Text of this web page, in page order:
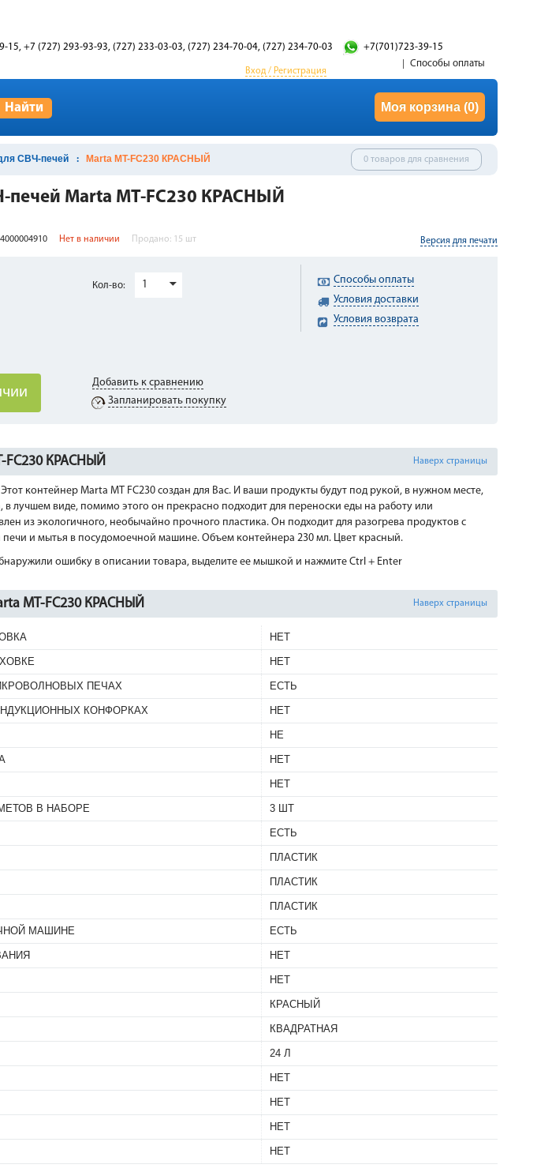
15, +7 (727) 293-93-93, (727) 233-03-03, (727) 234-70-04, (727) 234-70-03 +7(701)723-39-15
Вход / Регистрация
Способы оплаты
Найти Моя корзина (0)
СВЧ-печей Marta MT-FC230 КРАСНЫЙ 0 товаров для сравнения
печей Marta MT-FC230 КРАСНЫЙ
Нет в наличии Продано: 15 шт Версия для печати
Кол-во: 1
Добавить к сравнению
Запланировать покупку
Способы оплаты
Условия доставки
Условия возврата
FC230 КРАСНЫЙ Наверх страницы
контейнер Marta MT FC230 создан для Вас. И ваши продукты будут под рукой, в нужном месте,
в лучшем виде, помимо этого он прекрасно подходит для переноски еды на работу или
из экологичного, необычайно прочного пластика. Он подходит для разогрева продуктов с
и мытья в посудомоечной машине. Объем контейнера 230 мл. Цвет красный.
ошибку в описании товара, выделите ее мышкой и нажмите Ctrl + Enter
MT-FC230 КРАСНЫЙ Наверх страницы
НЕТ
НЕТ
ПЕЧАХ ЕСТЬ
КОНФОРКАХ НЕТ
НЕ
НЕТ
НЕТ
В НАБОРЕ 3 ШТ
ЕСТЬ
ПЛАСТИК
ПЛАСТИК
ПЛАСТИК
МАШИНЕ ЕСТЬ
НЕТ
НЕТ
КРАСНЫЙ
КВАДРАТНАЯ
24 Л
НЕТ
НЕТ
НЕТ
НЕТ